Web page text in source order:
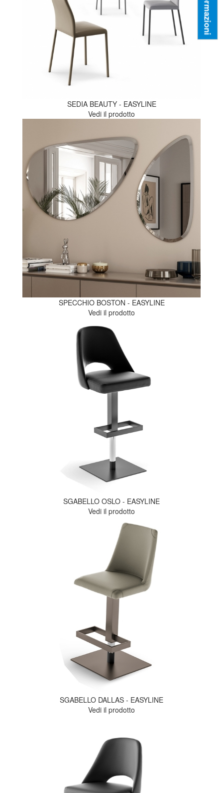
Informazioni
SEDIA BEAUTY - EASYLINE
Vedi il prodotto
SPECCHIO BOSTON - EASYLINE
Vedi il prodotto
SGABELLO OSLO - EASYLINE
Vedi il prodotto
SGABELLO DALLAS - EASYLINE
Vedi il prodotto